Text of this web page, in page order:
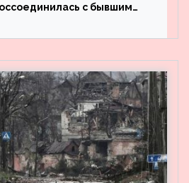
с бывшим